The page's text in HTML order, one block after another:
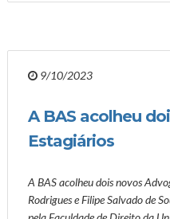
9/10/2023
A BAS acolheu
Estagiários
A BAS acolheu dois novos
Rodrigues e Filipe Salvado de